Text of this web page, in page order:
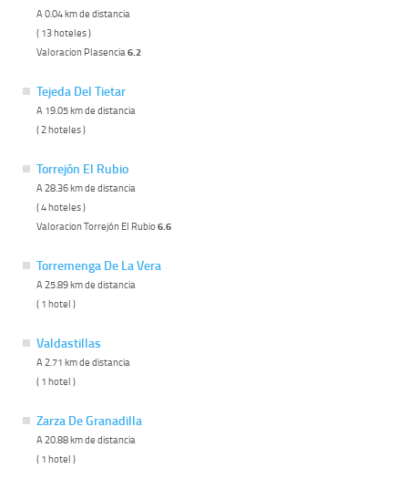
A 0.04 km de distancia
( 13 hoteles )
Valoracion Plasencia6.2
Tejeda Del Tietar
A 19.05 km de distancia
( 2 hoteles )
Torrejón El Rubio
A 28.36 km de distancia
( 4 hoteles )
Valoracion Torrejón El Rubio6.6
Torremenga De La Vera
A 25.89 km de distancia
( 1 hotel )
Valdastillas
A 2.71 km de distancia
( 1 hotel )
Zarza De Granadilla
A 20.88 km de distancia
( 1 hotel )